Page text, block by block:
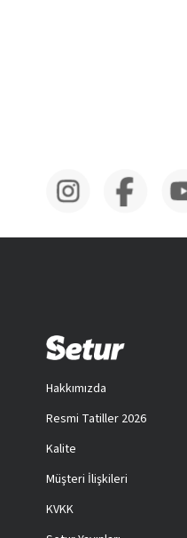
Hakkımızda
Resmi Tatiller 2026
Kalite
Müşteri İlişkileri
KVKK